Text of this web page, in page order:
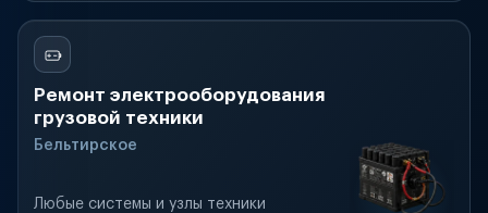
Ремонт электрооборудования
грузовой техники
Бельтирское
Любые системы и узлы техники